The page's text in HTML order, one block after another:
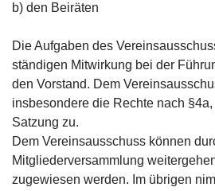
b) den Beiräten
Die Aufgaben des
ständigen Mitwirkung bei der
den Vorstand. Dem
insbesondere die Rechte nach
Satzung zu.
Dem Vereinsausschuss können
Mitgliederversammlung
zugewiesen werden. Im übrigen